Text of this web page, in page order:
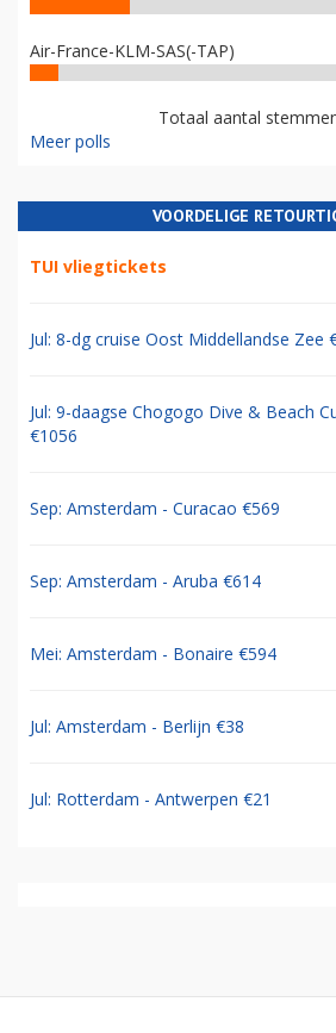
Air-France-KLM-SAS(-TAP)
Totaal aantal
Meer polls
VOORDELIGE
TUI vliegtickets
Jul: 8-dg cruise Oost Middellandse Zee
Jul: 9-daagse Chogogo Dive & Beach
€1056
Sep: Amsterdam - Curacao €569
Sep: Amsterdam - Aruba €614
Mei: Amsterdam - Bonaire €594
Jul: Amsterdam - Berlijn €38
Jul: Rotterdam - Antwerpen €21